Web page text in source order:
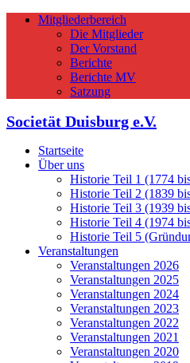
Mitgliederbereich
Die Mitglieder
Der Vorstand
Berichte
Berichte MV
Satzung
Societät Duisburg e.V.
Startseite
Über uns
Historie Teil 1 (1774
Historie Teil 2 (1839
Historie Teil 3 (1939
Historie Teil 4 (1974
Historie Teil 5
Veranstaltungen
Veranstaltungen 2026
Veranstaltungen 2025
Veranstaltungen 2024
Veranstaltungen 2023
Veranstaltungen 2022
Veranstaltungen 2021
Veranstaltungen 2020